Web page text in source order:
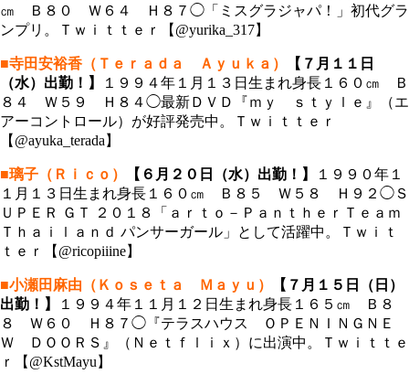
㎝ Ｂ８０ Ｗ６４ Ｈ８７◯「ミスグラジャパ！」初代グラ
ンプリ。Ｔｗｉｔｔｅｒ【@yurika_317】
■寺田安裕香（Ｔｅｒａｄａ Ａｙｕｋａ）
【７月１１日
（水）出勤！】
１９９４年１月１３日生まれ身長１６０㎝ Ｂ
８４ Ｗ５９ Ｈ８４◯最新ＤＶＤ『ｍｙ ｓｔｙｌｅ』（エ
アーコントロール）が好評発売中。Ｔｗｉｔｔｅｒ
【@ayuka_terada】
■璃子（Ｒｉｃｏ） 【６月２０日（水）出勤！】
１９９０年１
１月１３日生まれ身長１６０㎝ Ｂ８５ Ｗ５８ Ｈ９２◯Ｓ
ＵＰＥＲ ＧＴ ２０１８「ａｒｔｏ－ＰａｎｔｈｅｒＴｅａｍ
Ｔｈａｉｌａｎｄ パンサーガール」として活躍中。Ｔｗｉｔ
ｔｅｒ【@ricopiiine】
■小瀬田麻由（Ｋｏｓｅｔａ Ｍａｙｕ）
【７月１５日（日）
出勤！】
１９９４年１１月１２日生まれ身長１６５㎝ Ｂ８
８ Ｗ６０ Ｈ８７◯『テラスハウス ＯＰＥＮＩＮＧＮＥ
Ｗ ＤＯＯＲＳ』（Ｎｅｔｆｌｉｘ）に出演中。Ｔｗｉｔｔｅ
ｒ【@KstMayu】